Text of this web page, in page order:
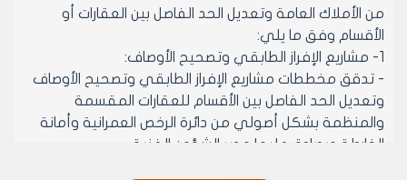
من الأملاك العامة وتعديل الحد الفاصل بين العقارات أو
الأقسام وفق ما يلي:
1- مشاريع الإفراز الطابقي وتصحيح الأوصاف:
- تدقق مخططات مشاريع الإفراز الطابقي وتصحيح الأوصاف
وتعديل الحد الفاصل بين الأقسام للعقارات المقسمة
والمنظمة بشكل أصولي من دائرة الرخص العمرانية وأمانة
الخارطة ويصادق عليها مدير الشؤون الفنية.